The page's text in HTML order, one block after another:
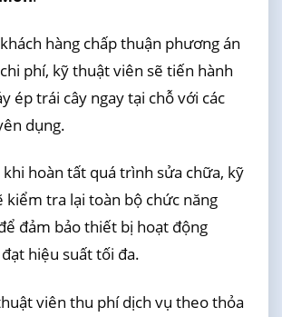
hàng chấp thuận phương án
phí, kỹ thuật viên sẽ tiến hành
ép trái cây ngay tại chỗ với các
dụng.
khi hoàn tất quá trình sửa chữa, kỹ
kiểm tra lại toàn bộ chức năng
đảm bảo thiết bị hoạt động
hiệu suất tối đa.
viên thu phí dịch vụ theo thỏa